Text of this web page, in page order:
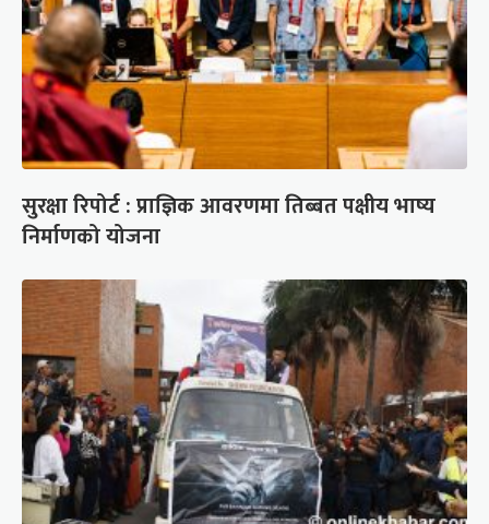
सुरक्षा रिपोर्ट : प्राज्ञिक आवरणमा तिब्बत पक्षीय भाष्य
निर्माणको योजना